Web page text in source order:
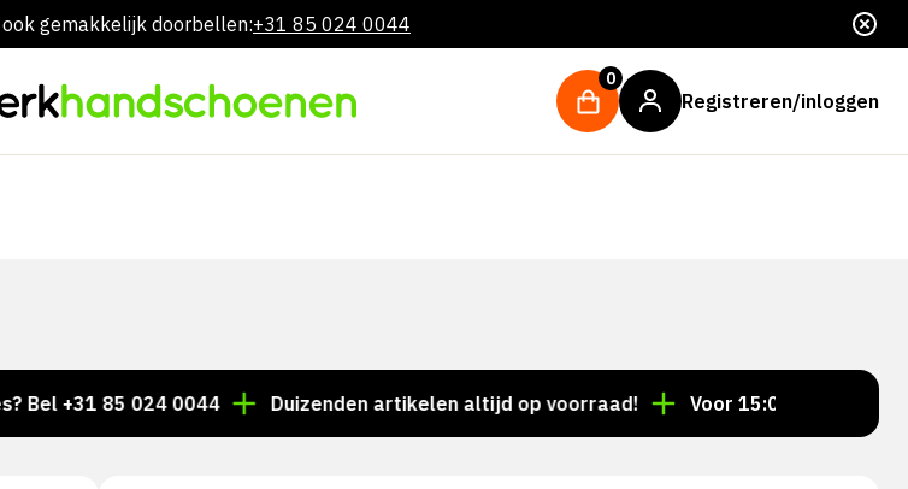
gemakkelijk doorbellen:+31 85 024 0044
0
Registreren/inloggen
85 024 0044 Duizenden artikelen altijd op voorraad! Voor 15:00 besteld =